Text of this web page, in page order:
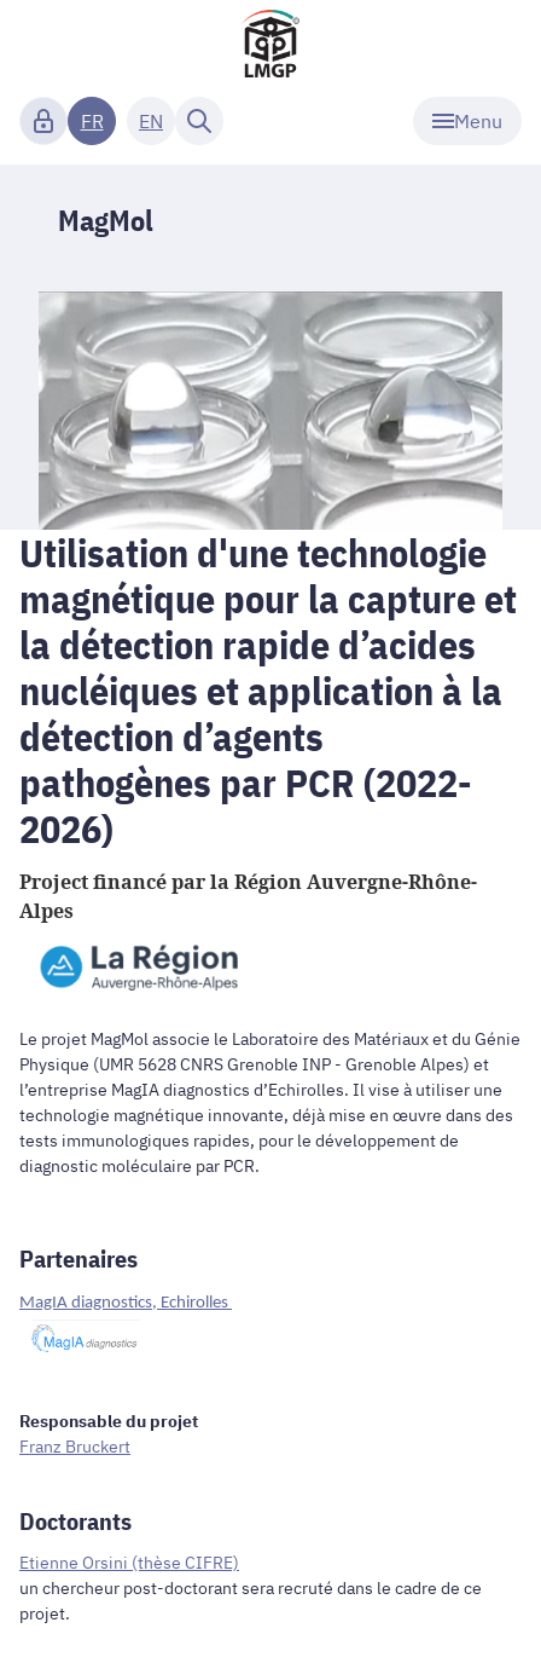
Menu
FR EN
MagMol
Utilisation d'une technologie
magnétique pour la capture et
la détection rapide d’acides
nucléiques et application à la
détection d’agents
pathogènes par PCR (2022-
2026)
Project financé par la Région Auvergne-Rhône-
Alpes
Le projet MagMol associe le Laboratoire des Matériaux et du Génie
Physique (UMR 5628 CNRS Grenoble INP - Grenoble Alpes) et
l’entreprise MagIA diagnostics d’Echirolles. Il vise à utiliser une
technologie magnétique innovante, déjà mise en œuvre dans des
tests immunologiques rapides, pour le développement de
diagnostic moléculaire par PCR.
Partenaires
MagIA diagnostics, Echirolles
Responsable du projet
Franz Bruckert
Doctorants
Etienne Orsini (thèse CIFRE)
un chercheur post-doctorant sera recruté dans le cadre de ce
projet.